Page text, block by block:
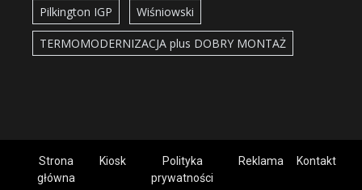
Pilkington IGP Wiśniowski
TERMOMODERNIZACJA plus DOBRY MONTAŻ
Strona
główna
Kiosk
Polityka
prywatności
Reklama Kontakt